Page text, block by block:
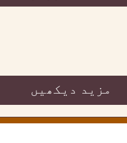
مزید دیکھیں